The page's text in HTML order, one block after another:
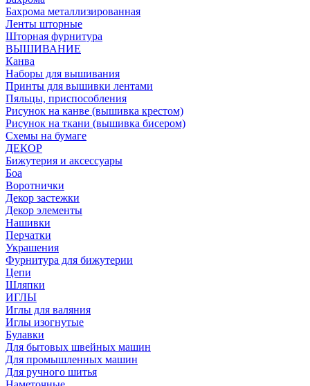
Бахрома металлизированная
Ленты шторные
Шторная фурнитура
ВЫШИВАНИЕ
Канва
Наборы для вышивания
Принты для вышивки лентами
Пяльцы, приспособления
Рисунок на канве (вышивка крестом)
Рисунок на ткани (вышивка бисером)
Схемы на бумаге
ДЕКОР
Бижутерия и аксессуары
Боа
Воротнички
Декор застежки
Декор элементы
Нашивки
Перчатки
Украшения
Фурнитура для бижутерии
Цепи
Шляпки
ИГЛЫ
Иглы для валяния
Иглы изогнутые
Булавки
Для бытовых швейных машин
Для промышленных машин
Для ручного шитья